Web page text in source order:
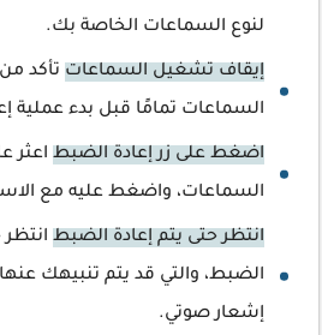
لنوع السماعات الخاصة بك.
إيقاف تشغيل السماعات تأكد
السماعات تمامًا قبل بدء عملية
اضغط على زر إعادة الضبط اعثر
السماعات، واضغط عليه مع
انتظر حتى يتم إعادة الضبط
الضبط، والتي قد يتم تنبيهك
إشعار صوتي.